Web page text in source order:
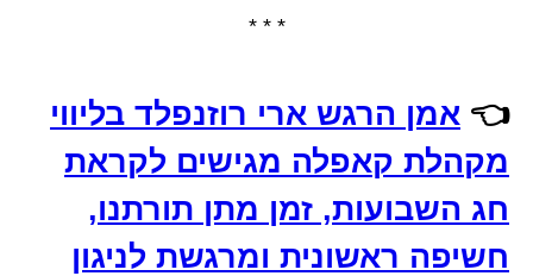
* * *
👈 אמן הרגש ארי רוזנפלד בליווי
מקהלת קאפלה מגישים לקראת
חג השבועות, זמן מתן תורתנו,
חשיפה ראשונית ומרגשת לניגון